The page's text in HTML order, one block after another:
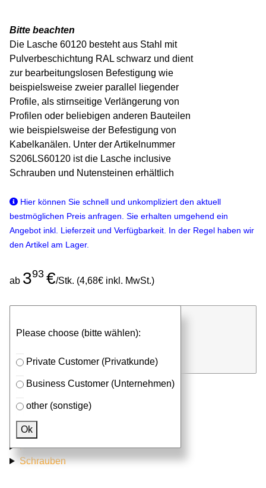
Bitte beachten
Die Lasche 60120 besteht aus Stahl mit
Pulverbeschichtung RAL schwarz und dient
zur bearbeitungslosen Befestigung wie
beispielsweise zweier parallel liegender
Profile, als stirnseitige Verlängerung von
Profilen oder beliebigen anderen Bauteilen
wie beispielsweise der Befestigung von
Kabelkanälen. Unter der Artikelnummer
S206LS60120 ist die Lasche inclusive
Schrauben und Nutensteinen erhältlich
Hier können Sie schnell und unkompliziert den aktuell
bestmöglichen Preis anfragen. Sie erhalten umgehend ein
Angebot inkl. Lieferzeit und Verfügbarkeit. In der Regel haben wir
den Artikel am Lager.
ab 393 €/Stk. (4,68€ inkl. MwSt.)
Please choose (bitte wählen):
Private Customer (Privatkunde)
Business Customer (Unternehmen)
other (sonstige)
Ok
⮮
Stk. in Anfrageliste
Passendes Zubehör
Aluprofile
Nutensteine
Schrauben